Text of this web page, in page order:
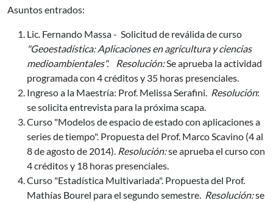
Asuntos entrados:
Lic. Fernando Massa - Solicitud de reválida de curso
"Geoestadística: Aplicaciones en agricultura y ciencias
medioambientales". Resolución:Se aprueba la actividad
programada con 4 créditos y 35 horas presenciales.
Ingreso a la Maestría: Prof. Melissa Serafini. Resolución:
se solicita entrevista para la próxima scapa.
Curso "Modelos de espacio de estado con aplicaciones a
series de tiempo". Propuesta del Prof. Marco Scavino (4 al
8 de agosto de 2014). Resolución:se aprueba el curso con
4 créditos y 18 horas presenciales.
Curso "Estadística Multivariada". Propuesta del Prof.
Mathías Bourel para el segundo semestre. Resolución:se